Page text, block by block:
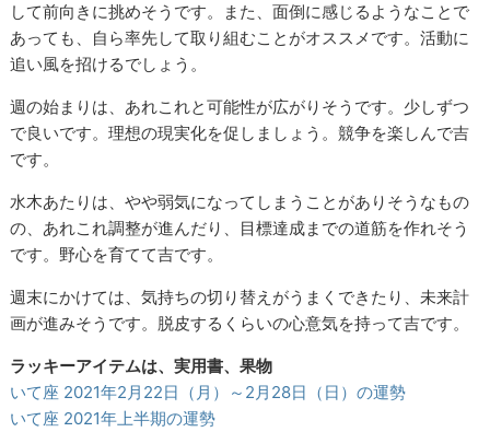
して前向きに挑めそうです。また、面倒に感じるようなことで
あっても、自ら率先して取り組むことがオススメです。活動に
追い風を招けるでしょう。
週の始まりは、あれこれと可能性が広がりそうです。少しずつ
で良いです。理想の現実化を促しましょう。競争を楽しんで吉
です。
水木あたりは、やや弱気になってしまうことがありそうなもの
の、あれこれ調整が進んだり、目標達成までの道筋を作れそう
です。野心を育てて吉です。
週末にかけては、気持ちの切り替えがうまくできたり、未来計
画が進みそうです。脱皮するくらいの心意気を持って吉です。
ラッキーアイテムは、実用書、果物
いて座 2021年2月22日（月）～2月28日（日）の運勢
いて座 2021年上半期の運勢